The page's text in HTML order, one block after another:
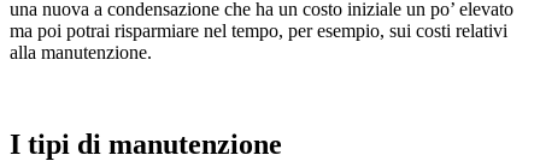
una nuova a condensazione che ha un costo iniziale un po’ elevato
ma poi potrai risparmiare nel tempo, per esempio, sui costi relativi
alla manutenzione.
I tipi di manutenzione